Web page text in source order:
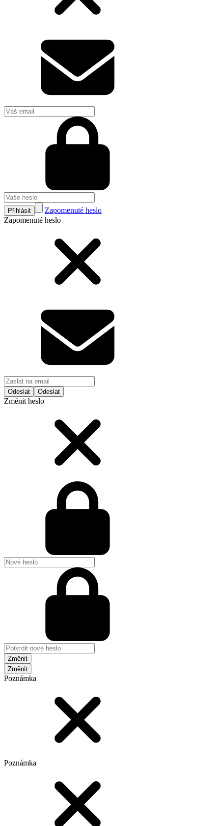
Přihlásit
Zapomenuté heslo
Zapomenuté heslo
Odeslat
Změnit heslo
Změnit
Poznámka
Poznámka